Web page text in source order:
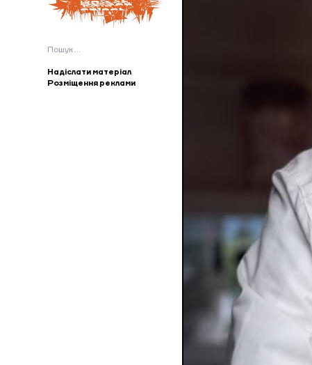
Пошук:
Надіслати матеріал
Розміщення реклами